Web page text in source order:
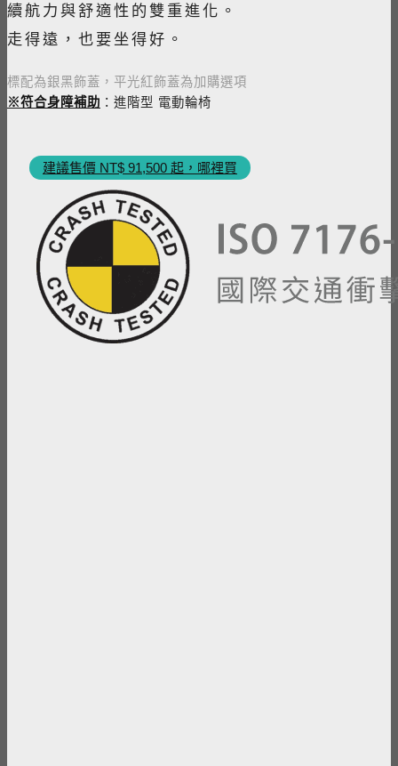
續航力與舒適性的雙重進化。
走得遠，也要坐得好。
標配為銀黑飾蓋，平光紅飾蓋為加購選項
※符合身障補助 ：進階型 電動輪椅
建議售價 NT$ 91,500 起，哪裡買